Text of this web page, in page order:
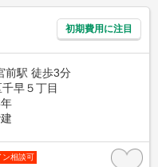
初期費用に注目
前駅 徒歩3分
早５丁目
ン相談可